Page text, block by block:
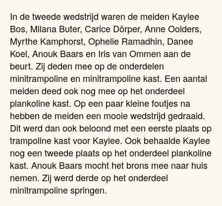
In de tweede wedstrijd waren de meiden Kaylee
Bos, Milana Buter, Carice Dörper, Anne Oolders,
Myrthe Kamphorst, Ophelie Ramadhin, Danee
Koel, Anouk Baars en Iris van Ommen aan de
beurt. Zij deden mee op de onderdelen
minitrampoline en minitrampoline kast. Een aantal
meiden deed ook nog mee op het onderdeel
plankoline kast. Op een paar kleine foutjes na
hebben de meiden een mooie wedstrijd gedraaid.
Dit werd dan ook beloond met een eerste plaats op
trampoline kast voor Kaylee. Ook behaalde Kaylee
nog een tweede plaats op het onderdeel plankoline
kast. Anouk Baars mocht het brons mee naar huis
nemen. Zij werd derde op het onderdeel
minitrampoline springen.